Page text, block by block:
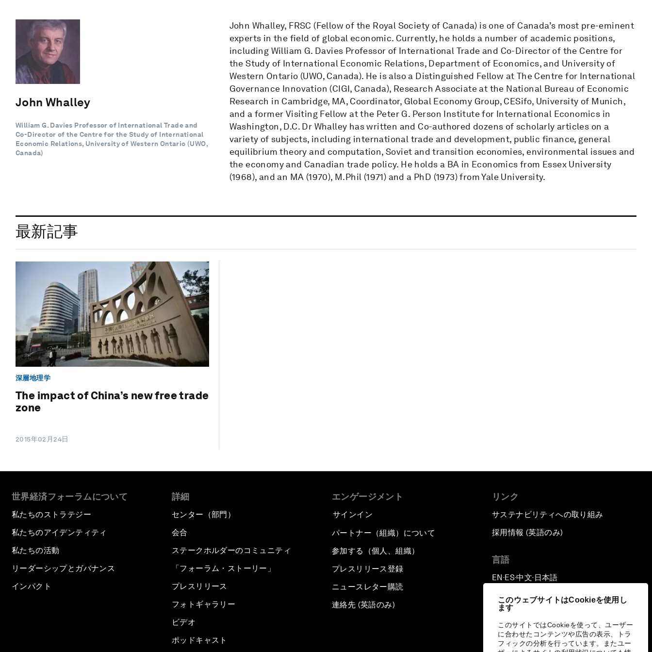
このウェブサイトはCookieを使用し
ます
このサイトではCookieを使って、ユーザー
に合わせたコンテンツや広告の表示、トラ
フィックの分析を行っています。またユー
John Whalley
William G. Davies Professor of International Trade and
Co-Director of the Centre for the Study of International
Economic Relations, University of Western Ontario (UWO,
Canada)
John Whalley, FRSC (Fellow of the Royal Society of Canada) is one of Canada’s most pre-eminent
experts in the field of global economic. Currently, he holds a number of academic positions,
including William G. Davies Professor of International Trade and Co-Director of the Centre for
the Study of International Economic Relations, Department of Economics, and University of
Western Ontario (UWO, Canada). He is also a Distinguished Fellow at The Centre for International
Governance Innovation (CIGI, Canada), Research Associate at the National Bureau of Economic
Research in Cambridge, MA, Coordinator, Global Economy Group, CESifo, University of Munich,
and a former Visiting Fellow at the Peter G. Person Institute for International Economics in
Washington, D.C. Dr Whalley has written and Co-authored dozens of scholarly articles on a
variety of subjects, including international trade and development, public finance, general
equilibrium theory and computation, Soviet and transition economies, environmental issues and
the economy and Canadian trade policy. He holds a BA in Economics from Essex University
(1968), and an MA (1970), M.Phil (1971) and a PhD (1973) from Yale University.
最新記事
深層地理学
The impact of China’s new free trade
zone
2015年02月24日
世界経済フォーラムについて
私たちのストラテジー
私たちのアイデンティティ
私たちの活動
リーダーシップとガバナンス
インパクト
詳細
センター（部門）
会合
ステークホルダーのコミュニティ
「フォーラム・ストーリー」
プレスリリース
フォトギャラリー
ビデオ
ポッドキャスト
エンゲージメント
サインイン
パートナー（組織）について
参加する（個人、組織）
プレスリリース登録
ニュースレター購読
連絡先 (英語のみ)
リンク
サステナビリティへの取り組み
採用情報 (英語のみ)
言語
EN ▪ ES▪中文▪ 日本語